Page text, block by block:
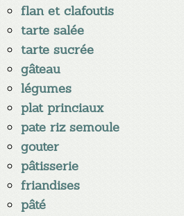
flan et clafoutis
tarte salée
tarte sucrée
gâteau
légumes
plat princiaux
pate riz semoule
gouter
pâtisserie
friandises
pâté